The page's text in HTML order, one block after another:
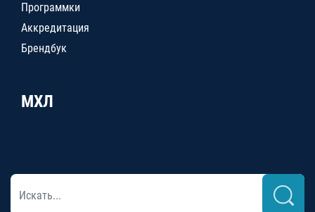
Программки
Аккредитация
Брендбук
МХЛ